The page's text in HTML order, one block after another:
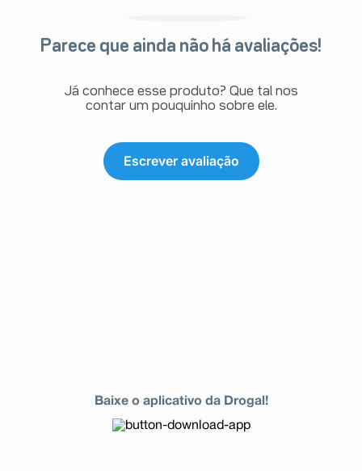
Parece que ainda não há avaliações!
Já conhece esse produto? Que tal nos
contar um pouquinho sobre ele.
Escrever avaliação
Baixe o aplicativo da Drogal!